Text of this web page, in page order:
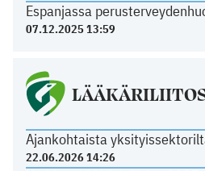
Espanjassa
07.12.2025 13:59
Ajankohtaista
22.06.2026 14:26